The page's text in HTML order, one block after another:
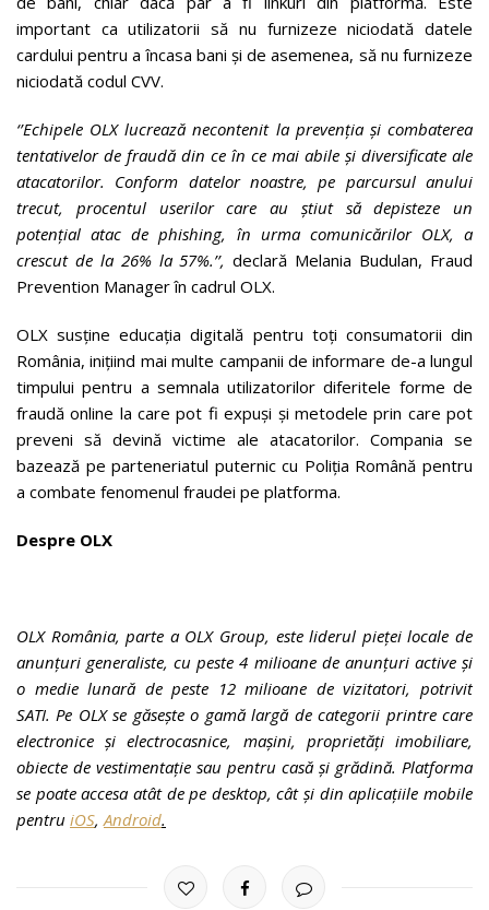
important ca utilizatorii să nu furnizeze niciodată datele
cardului pentru a încasa bani și de asemenea, să nu furnizeze
niciodată codul CVV.
‘’Echipele OLX lucrează necontenit la prevenția și combaterea
tentativelor de fraudă din ce în ce mai abile și diversificate ale
atacatorilor. Conform datelor noastre, pe parcursul anului
trecut, procentul userilor care au știut să depisteze un
potențial atac de phishing, în urma comunicărilor OLX, a
crescut de la 26% la 57%.’’,declară Melania Budulan, Fraud
Prevention Manager în cadrul OLX.
OLX susține educația digitală pentru toți consumatorii din
România, inițiind mai multe campanii de informare de-a lungul
timpului pentru a semnala utilizatorilor diferitele forme de
fraudă online la care pot fi expuși și metodele prin care pot
preveni să devină victime ale atacatorilor. Compania se
bazează pe parteneriatul puternic cu Poliția Română pentru
a combate fenomenul fraudei pe platforma.
Despre OLX
OLX România, parte a OLX Group, este liderul pieței locale de
anunțuri generaliste, cu peste 4 milioane de anunțuri active și
o medie lunară de peste 12 milioane de vizitatori, potrivit
SATI. Pe OLX se găsește o gamă largă de categorii printre care
electronice și electrocasnice, mașini, proprietăți imobiliare,
obiecte de vestimentație sau pentru casă și grădină. Platforma
se poate accesa atât de pe desktop, cât și din aplicațiile mobile
pentru iOS, Android.